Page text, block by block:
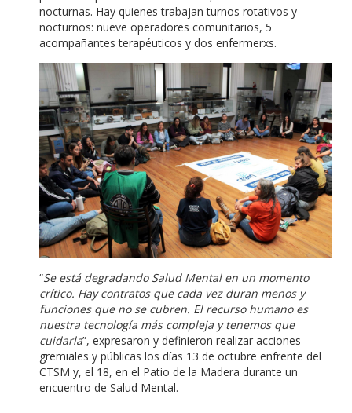
nocturnas. Hay quienes trabajan turnos rotativos y
nocturnos: nueve operadores comunitarios, 5
acompañantes terapéuticos y dos enfermerxs.
“Se está degradando Salud Mental en un momento
crítico. Hay contratos que cada vez duran menos y
funciones que no se cubren. El recurso humano es
nuestra tecnología más compleja y tenemos que
cuidarla”, expresaron y definieron realizar acciones
gremiales y públicas los días 13 de octubre enfrente del
CTSM y, el 18, en el Patio de la Madera durante un
encuentro de Salud Mental.